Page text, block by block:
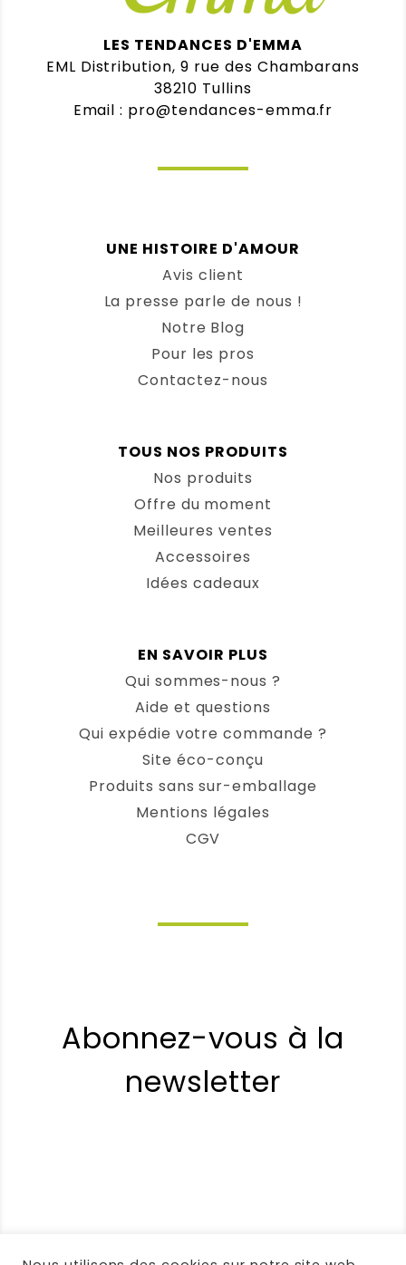
LES TENDANCES D'EMMA
EML Distribution, 9 rue des Chambarans
38210 Tullins
Email : pro@tendances-emma.fr
UNE HISTOIRE D'AMOUR
Avis client
La presse parle de nous !
Notre Blog
Pour les pros
Contactez-nous
TOUS NOS PRODUITS
Nos produits
Offre du moment
Meilleures ventes
Accessoires
Idées cadeaux
EN SAVOIR PLUS
Qui sommes-nous ?
Aide et questions
Qui expédie votre commande ?
Site éco-conçu
Produits sans sur-emballage
Mentions légales
CGV
Abonnez-vous à la
newsletter